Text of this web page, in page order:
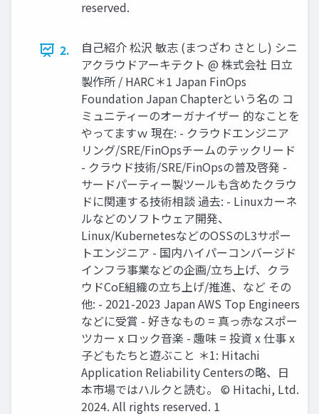
reserved.
2.
自己紹介 松沢 敏志 (まつざわ さとし) シニ
アクラウドアーキテクト @ 株式会社 日立
製作所 / HARC＊1 Japan FinOps
Foundation Japan Chapterという名の コ
ミュニティーのオーガナイザー 的なことを
やってますｗ 現在: - クラウドエンジニア
リング/SRE/FinOpsチームのテックリード
- クラウド技術/SRE/FinOpsの普及啓発 -
サードパーティー製ツールも含めたクラウ
ドに関連する技術相談 過去: - Linuxカーネ
ルなどのソフトウェア開発、
Linux/KubernetesなどのOSSのL3サポー
トエンジニア - 国内ハイパーコンバージド
インフラ事業などの企画/立ち上げ、クラ
ウドCoE組織の立ち上げ/推進、など その
他: - 2021-2023 Japan AWS Top Engineers
などに受賞 - 好きなもの = 真っ赤なスポー
ツカー x ロック音楽 - 趣味 = 投資 x 仕事 x
子どもたちと遊ぶこと ＊1: Hitachi
Application Reliability Centersの略、日
本市場ではハルクと読む。 © Hitachi, Ltd.
2024. All rights reserved. 1